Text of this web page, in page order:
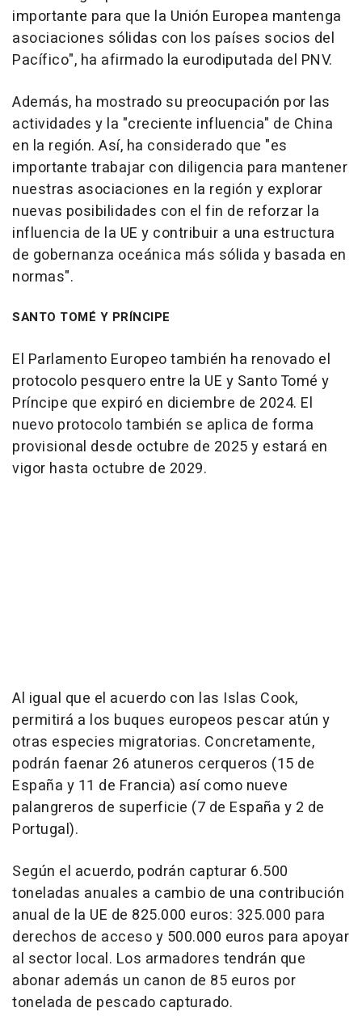
importante para que la Unión Europea mantenga
asociaciones sólidas con los países socios del
Pacífico", ha afirmado la eurodiputada del PNV.
Además, ha mostrado su preocupación por las
actividades y la "creciente influencia" de China
en la región. Así, ha considerado que "es
importante trabajar con diligencia para mantener
nuestras asociaciones en la región y explorar
nuevas posibilidades con el fin de reforzar la
influencia de la UE y contribuir a una estructura
de gobernanza oceánica más sólida y basada en
normas".
SANTO TOMÉ Y PRÍNCIPE
El Parlamento Europeo también ha renovado el
protocolo pesquero entre la UE y Santo Tomé y
Príncipe que expiró en diciembre de 2024. El
nuevo protocolo también se aplica de forma
provisional desde octubre de 2025 y estará en
vigor hasta octubre de 2029.
Al igual que el acuerdo con las Islas Cook,
permitirá a los buques europeos pescar atún y
otras especies migratorias. Concretamente,
podrán faenar 26 atuneros cerqueros (15 de
España y 11 de Francia) así como nueve
palangreros de superficie (7 de España y 2 de
Portugal).
Según el acuerdo, podrán capturar 6.500
toneladas anuales a cambio de una contribución
anual de la UE de 825.000 euros: 325.000 para
derechos de acceso y 500.000 euros para apoyar
al sector local. Los armadores tendrán que
abonar además un canon de 85 euros por
tonelada de pescado capturado.